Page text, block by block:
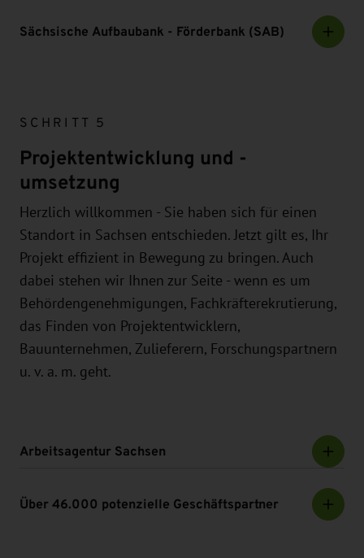
Sächsische Aufbaubank - Förderbank (SAB)
SCHRITT 5
Projektentwicklung und -
umsetzung
Herzlich willkommen - Sie haben sich für einen
Standort in Sachsen entschieden. Jetzt gilt es, Ihr
Projekt effizient in Bewegung zu bringen. Auch
dabei stehen wir Ihnen zur Seite - wenn es um
Behördengenehmigungen, Fachkräfterekrutierung,
das Finden von Projektentwicklern,
Bauunternehmen, Zulieferern, Forschungspartnern
u. v. a. m. geht.
Arbeitsagentur Sachsen
Über 46.000 potenzielle Geschäftspartner